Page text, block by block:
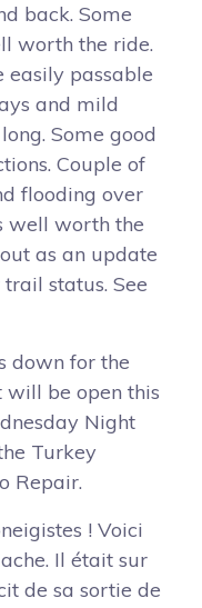
back. Some
worth the ride.
easily passable
and mild
Some good
Couple of
flooding over
well worth the
as an update
status. See
for the
will be open this
Night
Turkey
Repair.
! Voici
Il était sur
de sa sortie de